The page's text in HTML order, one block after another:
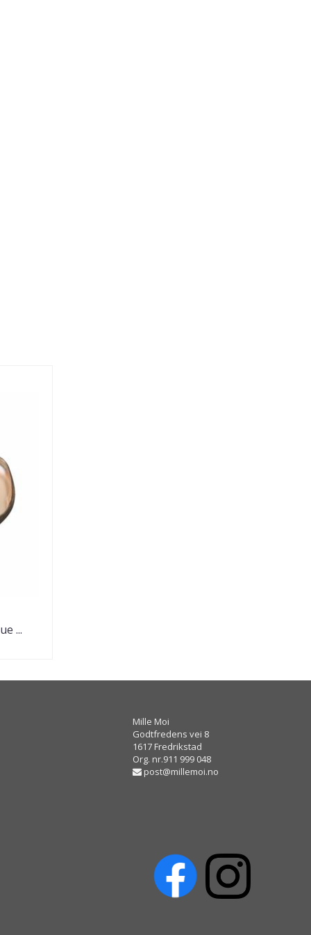
...
Mille Moi
Godtfredens vei 8
1617 Fredrikstad
Org. nr.911 999 048
post@millemoi.no